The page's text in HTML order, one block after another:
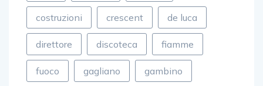
costruzioni crescent de luca
direttore discoteca fiamme
fuoco gagliano gambino